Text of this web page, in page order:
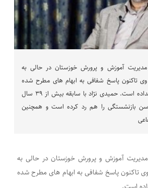
آموزش و پرورش خوزستان در حالی به
تاکنون پاسخ شفافی به ابهام های مطرح شده
در ابتدای سال ۱۴۰۱ نداده است. حمیدی نژاد با سابقه بیش از ۳۹ سال
سن بازنشستگی را هم رد کرده است و همچنین
آموزش و پرورش خوزستان در حالی به
تاکنون پاسخ شفافی به ابهام های مطرح شده